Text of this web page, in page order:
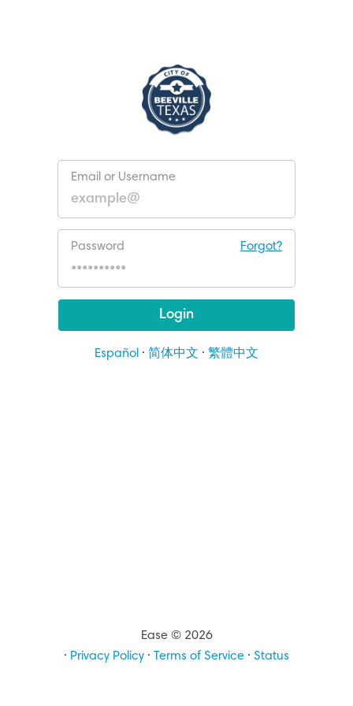
Email or Username
Password Forgot?
Login
Español · 简体中文 · 繁體中文
Ease © 2026
· Privacy Policy · Terms of Service · Status